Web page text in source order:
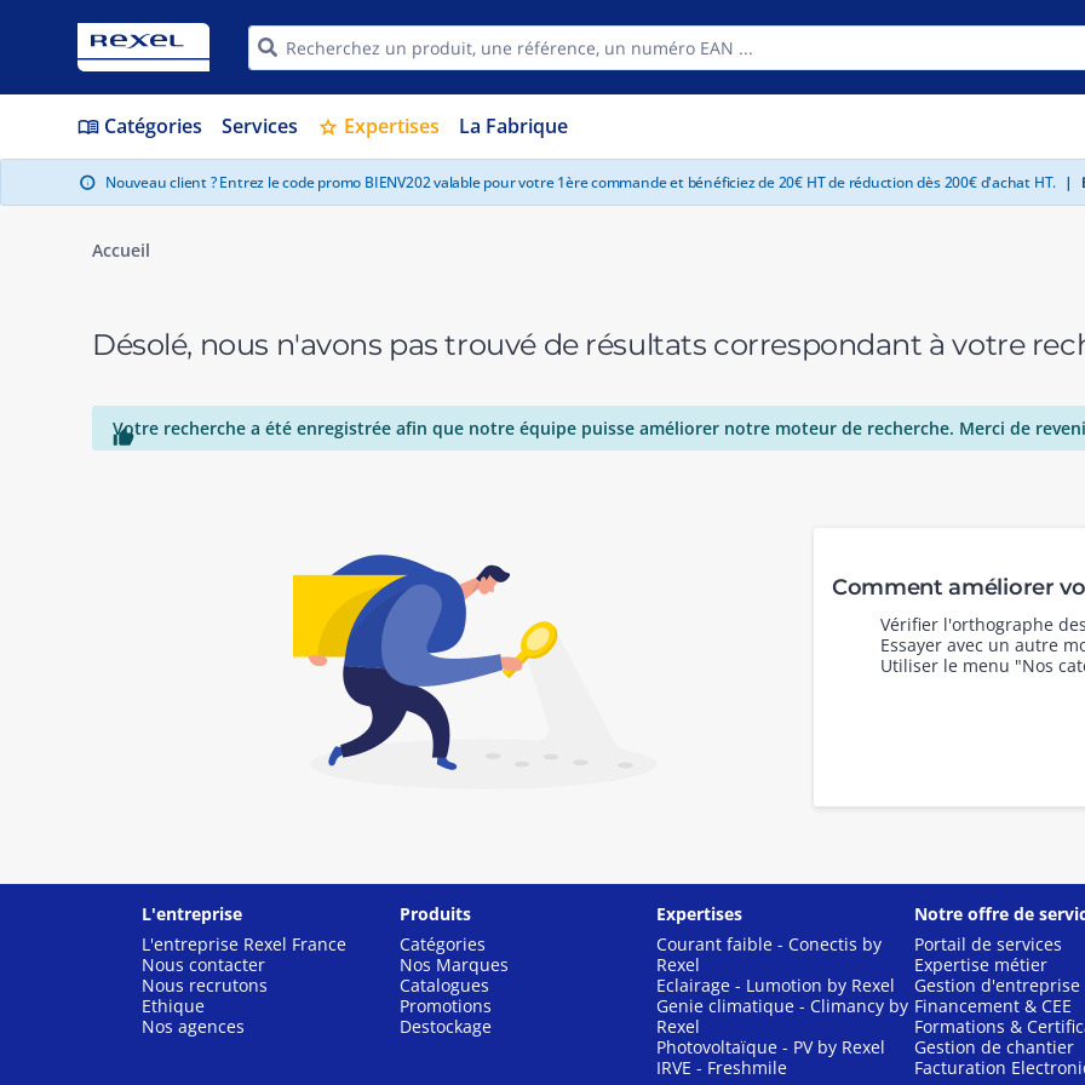
menu_book Catégories Services star Expertises La Fabrique
info Nouveau client ? Entrez le code promo BIENV202 valable pour votre 1ère commande et bénéficiez de 20€ HT de réduction dès 200€ d'achat HT. |
Accueil
Désolé, nous n'avons pas trouvé de résultats correspondant à votre

Votre recherche a été enregistrée afin que notre équipe puisse améliorer notre moteur de recherche. Merci de
Comment améliorer
Vérifier l'orthographe
Essayer avec un autre
Utiliser le menu "Nos
L'entreprise
L'entreprise Rexel France
Nous contacter
Nous recrutons
Ethique
Nos agences
Produits
Catégories
Nos Marques
Catalogues
Promotions
Destockage
Expertises
Courant faible - Conectis by
Rexel
Eclairage - Lumotion by Rexel
Genie climatique - Climancy by
Rexel
Photovoltaïque - PV by Rexel
IRVE - Freshmile
Notre offre de
Portail de services
Expertise métier
Gestion d'entreprise
Financement & CEE
Formations &
Gestion de chantier
Facturation